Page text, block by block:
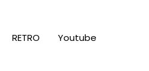
RETRO Youtube